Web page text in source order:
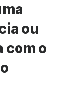
ou
com o